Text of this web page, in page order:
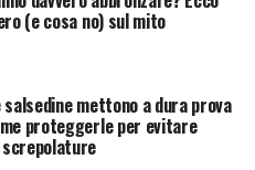
(e cosa no) sul mito
salsedine mettono a dura prova
proteggerle per evitare
screpolature